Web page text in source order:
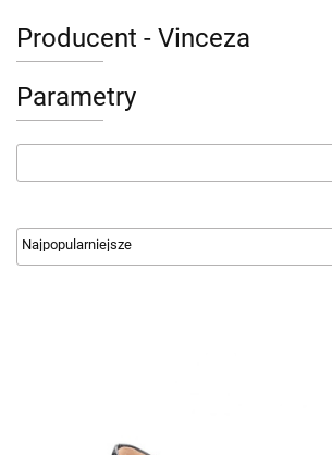
Producent - Vinceza
Parametry